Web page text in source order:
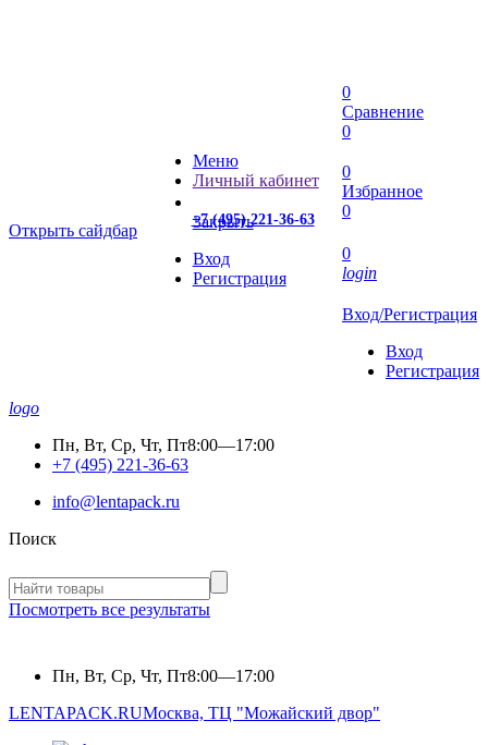
Открыть сайдбар
Меню
Личный кабинет
Закрыть
Вход
Регистрация
0
Сравнение
0
0
Избранное
0
0
+7 (495) 221-36-63
login
Вход/Регистрация
Вход
Регистрация
logo
Пн, Вт, Ср, Чт, Пт8:00—17:00
+7 (495) 221-36-63
info@lentapack.ru
Поиск
Посмотреть все результаты
Пн, Вт, Ср, Чт, Пт8:00—17:00
LENTAPACK.RUМосква, ТЦ "Можайский двор"